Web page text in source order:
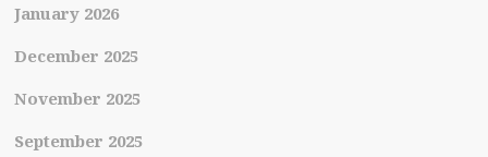
January 2026
December 2025
November 2025
September 2025